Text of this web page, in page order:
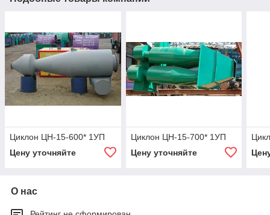
Циклон ЦН-15-600* 1УП
Цену уточняйте
Циклон ЦН-15-700* 1УП
Цену уточняйте
О нас